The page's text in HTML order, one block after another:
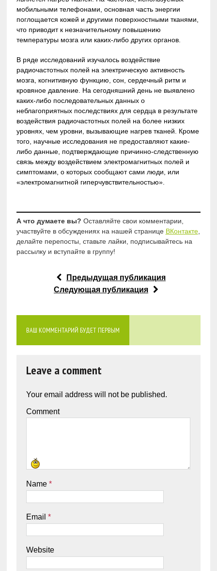
мобильными телефонами, основная часть энергии
поглощается кожей и другими поверхностными тканями,
что приводит к незначительному повышению
температуры мозга или каких-либо других органов.
В ряде исследований изучалось воздействие
радиочастотных полей на электрическую активность
мозга, когнитивную функцию, сон, сердечный ритм и
кровяное давление. На сегодняшний день не выявлено
каких-либо последовательных данных о
неблагоприятных последствиях для сердца в результате
воздействия радиочастотных полей на более низких
уровнях, чем уровни, вызывающие нагрев тканей. Кроме
того, научные исследования не предоставляют какие-
либо данные, подтверждающие причинно-следственную
связь между воздействием электромагнитных полей и
симптомами, о которых сообщают сами люди, или
«электромагнитной гиперчувствительностью».
А что думаете вы? Оставляйте свои комментарии,
участвуйте в обсуждениях на нашей странице ВКонтакте,
делайте перепосты, ставьте лайки, подписывайтесь на
рассылку и вступайте в группу!
Предыдущая публикация
Следующая публикация
ВАШ КОММЕНТАРИЙ БУДЕТ ПЕРВЫМ
Leave a comment
Your email address will not be published.
Comment
Name *
Email *
Website